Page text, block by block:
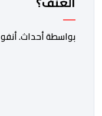
بواسطة أحداث. أنفو